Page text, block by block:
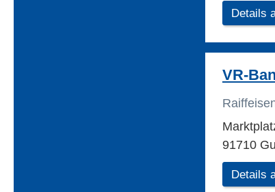
Details
VR-
91710
Details